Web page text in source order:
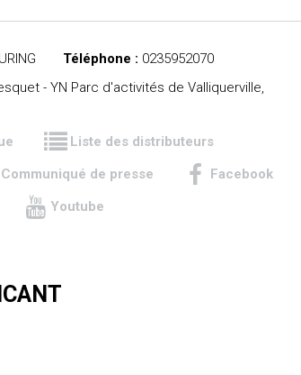
Téléphone : 0235952070
- YN Parc d'activités de Valliquerville,
Liste des distributeurs
Communiqué de presse
Facebook
Youtube